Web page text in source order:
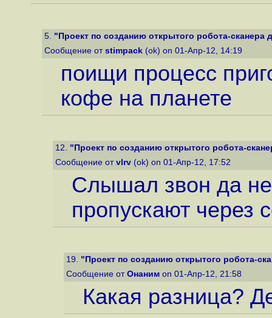
5. "Проект по созданию открытого робота-
Сообщение от stimpack (ok) on 01-Апр-12, 14:19
поищи процесс
кофе на планете
12. "Проект по созданию открытого робота-
Сообщение от vlrv (ok) on 01-Апр-12, 17:52
Слышал звон да
пропускают через
19. "Проект по созданию открытого робота-
Сообщение от Онаним on 01-Апр-12, 21:58
Какая разница?